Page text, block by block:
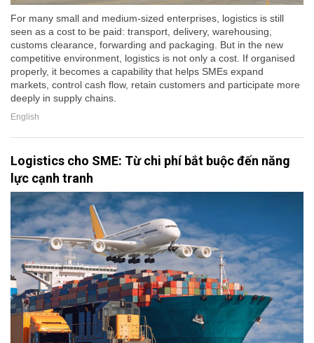
For many small and medium-sized enterprises, logistics is still
seen as a cost to be paid: transport, delivery, warehousing,
customs clearance, forwarding and packaging. But in the new
competitive environment, logistics is not only a cost. If organised
properly, it becomes a capability that helps SMEs expand
markets, control cash flow, retain customers and participate more
deeply in supply chains.
English
Logistics cho SME: Từ chi phí bắt buộc đến năng
lực cạnh tranh